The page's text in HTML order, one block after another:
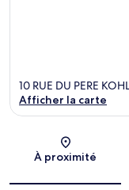
10 RUE DU PERE
Afficher la carte
À proximité